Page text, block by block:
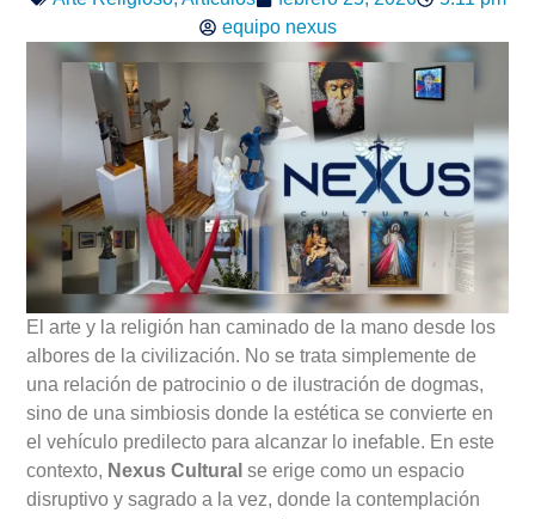
equipo nexus
El arte y la religión han caminado de la mano desde los
albores de la civilización. No se trata simplemente de
una relación de patrocinio o de ilustración de dogmas,
sino de una simbiosis donde la estética se convierte en
el vehículo predilecto para alcanzar lo inefable. En este
contexto, Nexus Culturalse erige como un espacio
disruptivo y sagrado a la vez, donde la contemplación